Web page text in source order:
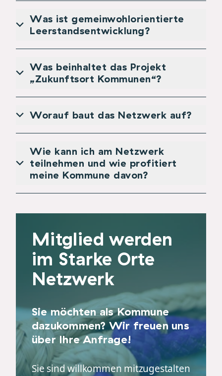
Was ist gemeinwohlorientierte
Leerstandsentwicklung?
Was beinhaltet das Projekt
„Zukunftsort Kommunen“?
Worauf baut das Netzwerk auf?
Wie kann ich am Netzwerk
teilnehmen und wie profitiert
meine Kommune davon?
Mitglied werden
im Starke Orte
Netzwerk
Sie möchten als Kommune
dazukommen? Wir freuen uns
über Ihre Anfrage!
Sie sind willkommen mitzugestalten